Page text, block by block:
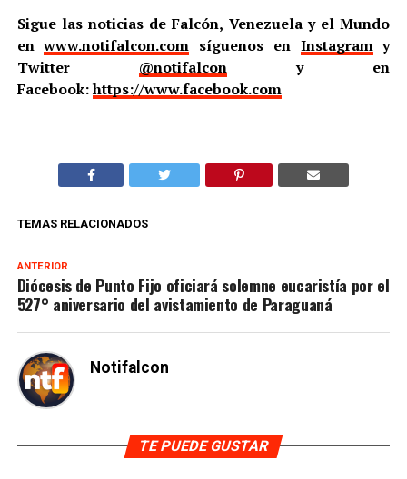
Sigue las noticias de Falcón, Venezuela y el Mundo
enwww.notifalcon.com síguenos en Instagramy
Twitter @notifalcony en
Facebook:https://www.facebook.com
TEMAS RELACIONADOS
ANTERIOR
Diócesis de Punto Fijo oficiará solemne eucaristía por el
527° aniversario del avistamiento de Paraguaná
Notifalcon
TE PUEDE GUSTAR